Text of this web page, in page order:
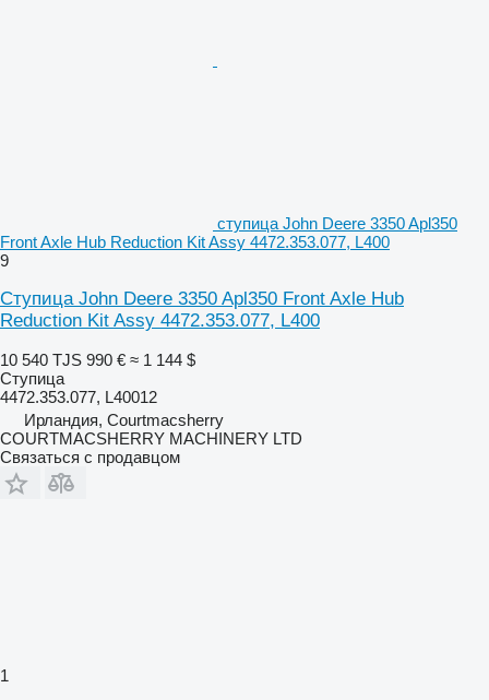
ступица John Deere 3350 Apl350
Front Axle Hub Reduction Kit Assy 4472.353.077, L400
9
Ступица John Deere 3350 Apl350 Front Axle Hub
Reduction Kit Assy 4472.353.077, L400
10 540 TJS 990 € ≈ 1 144 $
Ступица
4472.353.077, L40012
Ирландия, Courtmacsherry
COURTMACSHERRY MACHINERY LTD
Связаться с продавцом
1